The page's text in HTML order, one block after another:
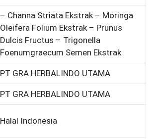
– Channa Striata Ekstrak – Moringa
Oleifera Folium Ekstrak – Prunus
Dulcis Fructus – Trigonella
Foenumgraecum Semen Ekstrak
PT GRA HERBALINDO UTAMA
PT GRA HERBALINDO UTAMA
Halal Indonesia